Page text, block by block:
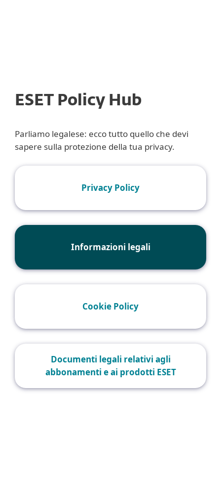
ESET Policy Hub
Parliamo legalese: ecco tutto quello che devi
sapere sulla protezione della tua privacy.
Privacy Policy
Informazioni legali
Cookie Policy
Documenti legali relativi agli
abbonamenti e ai prodotti ESET